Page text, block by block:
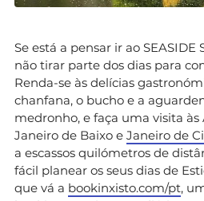
Se está a pensar ir ao SEASIDE
não tirar parte dos dias para
Renda-se às delícias
chanfana, o bucho e a
medronho, e faça uma visita às
Janeiro de Baixo e Janeiro de
a escassos quilómetros de
fácil planear os seus dias de
que vá a bookinxisto.com/pt,